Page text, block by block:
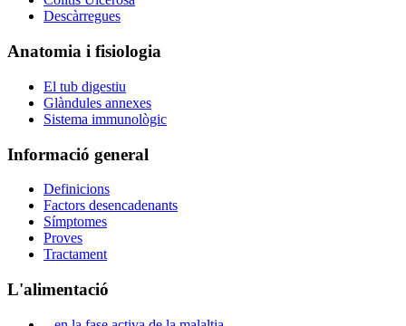
Descàrregues
Anatomia i fisiologia
El tub digestiu
Glàndules annexes
Sistema immunològic
Informació general
Definicions
Factors desencadenants
Símptomes
Proves
Tractament
L'alimentació